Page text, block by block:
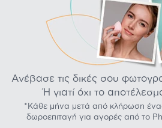
Ανέβασε τις δικές σου
Ή γιατί όχι το
*Κάθε μήνα μετά από κλήρωση ένας
δωροεπιταγή για αγορές από το